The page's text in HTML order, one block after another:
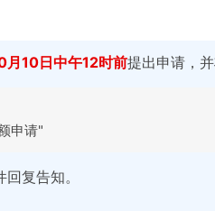
月10日中午12时前提出申请，
申请"
回复告知。